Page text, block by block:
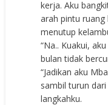
kerja. Aku
arah pintu ruang
menutup
“Na.. Kuakui,
bulan tidak
“Jadikan aku
sambil turun
langkahku.